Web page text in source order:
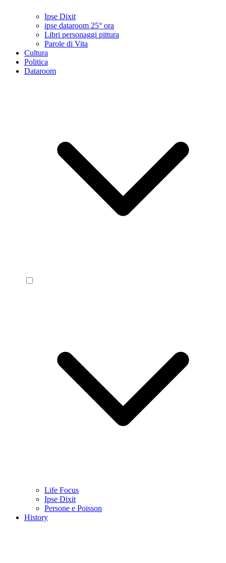
Ipse Dixit
ipse dataroom 25° ora
Libri personaggi pittura
Parole di Vita
Cultura
Politica
Dataroom
Life Focus
Ipse Dixit
Persone e Poisson
History